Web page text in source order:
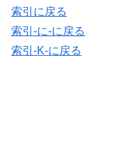
索引に戻る
索引-に-に戻る
索引-K-に戻る